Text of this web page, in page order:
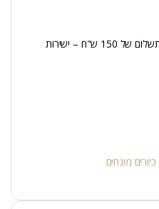
*** משלוח – הובלת מדרכה בתשלום של 150 ש"ח – ישירות
כיורים מונחים